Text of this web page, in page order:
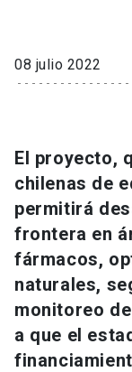
Información para
Futuros
Estudiantes
Académicos
Personal
Go to english site
ACCESOS DIRECTOS
Admisión launch
Mi Cuenta UC
08 julio 2022
El proyecto,
chilenas de
permitirá
frontera en
fármacos,
naturales,
monitoreo
a que el